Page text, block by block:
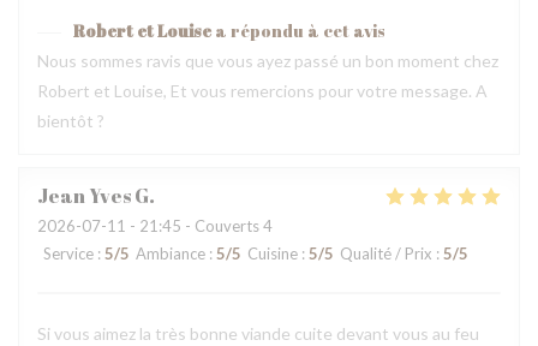
Robert et Louise a répondu à cet avis
Nous sommes ravis que vous ayez passé un bon moment chez
Robert et Louise, Et vous remercions pour votre message. A
bientôt ?
Jean YvesG
2026-07-11 - 21:45 - Couverts 4
Service : 5/5 Ambiance : 5/5 Cuisine : 5/5 Qualité / Prix : 5/5
Si vous aimez la très bonne viande cuite devant vous au feu